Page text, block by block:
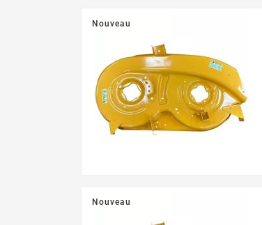
Nouveau
Nouveau